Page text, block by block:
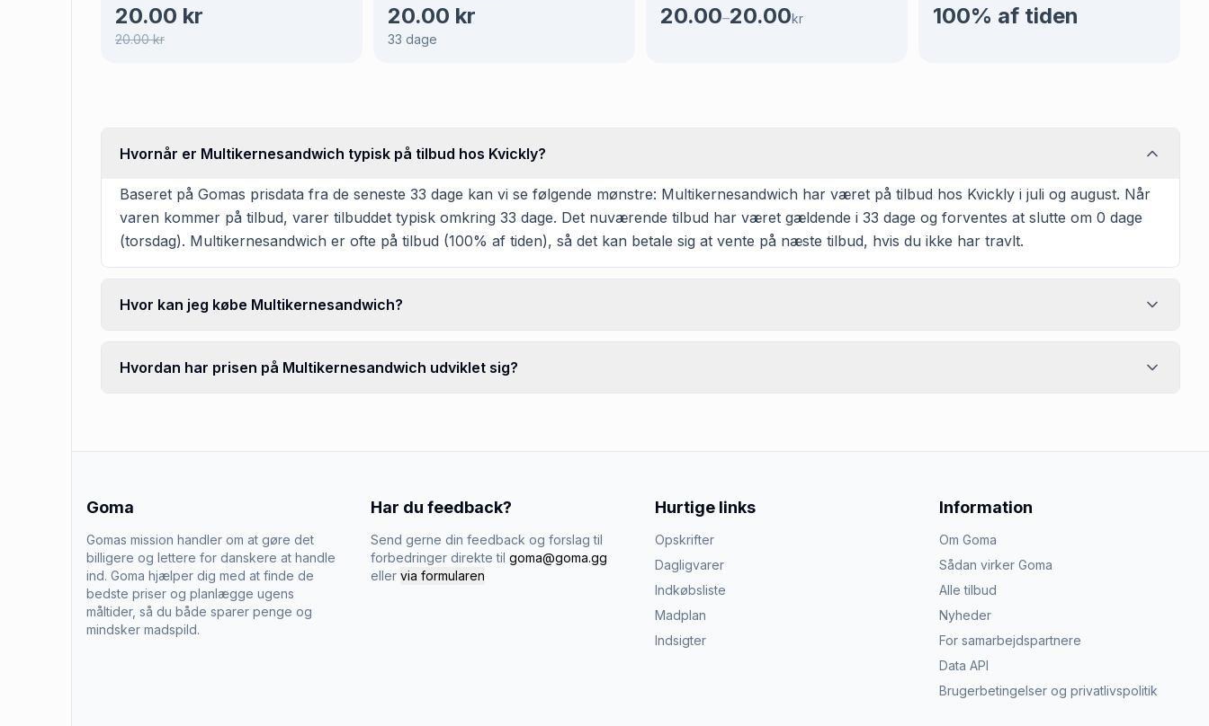
20.00 kr
20.00kr
20.00 kr
33 dage
20.00–20.00kr 100% af tiden
Hvornår er Multikernesandwich typisk på tilbud hos Kvickly?
Baseret på Gomas prisdata fra de seneste 33 dage kan vi se følgende mønstre: Multikernesandwich har været på tilbud hos Kvickly i juli og august. Når
varen kommer på tilbud, varer tilbuddet typisk omkring 33 dage. Det nuværende tilbud har været gældende i 33 dage og forventes at slutte om 0 dage
(torsdag). Multikernesandwich er ofte på tilbud (100% af tiden), så det kan betale sig at vente på næste tilbud, hvis du ikke har travlt.
Hvor kan jeg købe Multikernesandwich?
Hvordan har prisen på Multikernesandwich udviklet sig?
Goma
Gomas mission handler om at gøre det
billigere og lettere for danskere at handle
ind. Goma hjælper dig med at finde de
bedste priser og planlægge ugens
måltider, så du både sparer penge og
mindsker madspild.
Har du feedback?
Send gerne din feedback og forslag til
forbedringer direkte til goma@goma.gg
eller via formularen
Hurtige links
Opskrifter
Dagligvarer
Indkøbsliste
Madplan
Indsigter
Information
Om Goma
Sådan virker Goma
Alle tilbud
Nyheder
For samarbejdspartnere
Data API
Brugerbetingelser og privatlivspolitik